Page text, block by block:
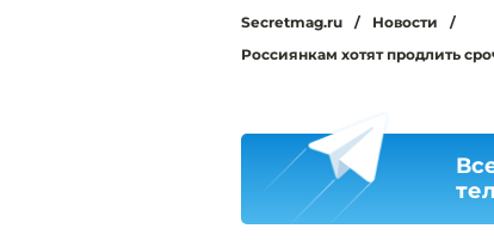
Secretmag.ru / Новости
/
Россиянкам хотят продлить